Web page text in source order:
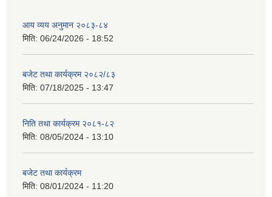
आय व्यय अनुमान २०८३-८४
मिति: 06/24/2026 - 18:52
बजेट तथा कार्यक्रम २०८२/८३
मिति: 07/18/2025 - 13:47
निति तथा कार्यक्रम २०८१-८२
मिति: 08/05/2024 - 13:10
बजेट तथा कार्यक्रम
मिति: 08/01/2024 - 11:20